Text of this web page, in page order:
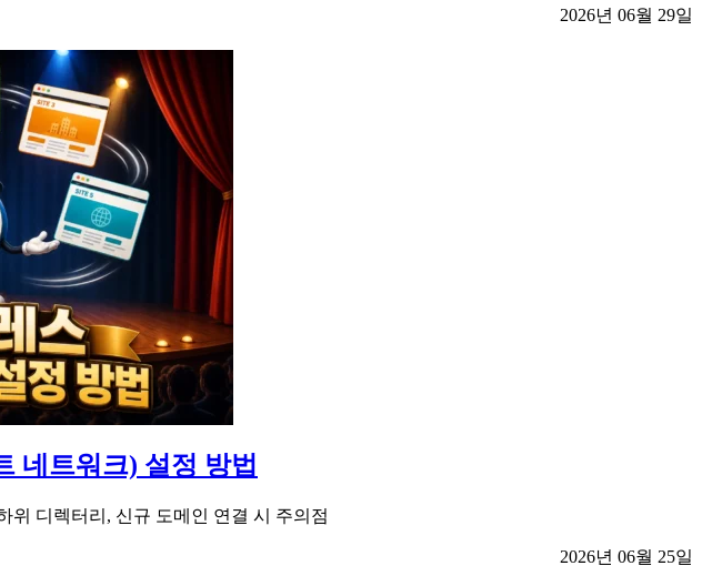
2026년 06월 29일
네트워크) 설정 방법
위 디렉터리, 신규 도메인 연결 시 주의점
2026년 06월 25일